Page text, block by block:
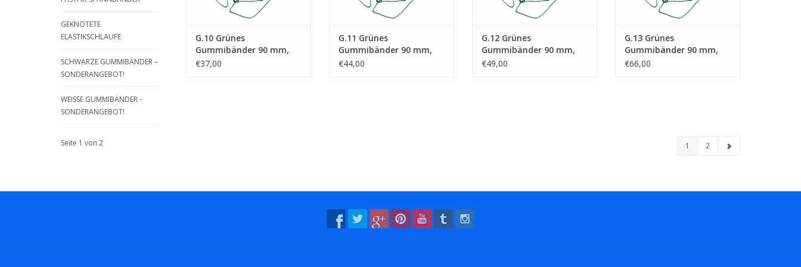
GEKNOTETE
ELASTIKSCHLAUFE
SCHWARZE GUMMIBÄNDER –
SONDERANGEBOT!
WEISSE GUMMIBÄNDER – S
ONDERANGEBOT!
G.10 Grünes
Gummibänder 90 mm,
Breite 6 mm
€37,00
G.11 Grünes
Gummibänder 90 mm,
Breite 8 mm
€44,00
G.12 Grünes
Gummibänder 90 mm,
Breite 10 mm
€49,00
G.13 Grünes
Gummibänder 90 mm,
Breite 15 mm
€66,00
Seite 1 von 2 1 2